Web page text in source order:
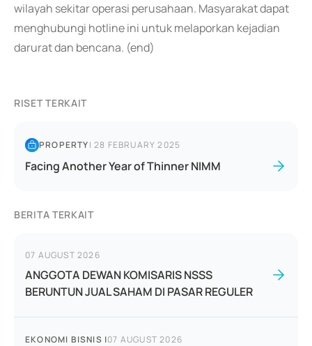
wilayah sekitar operasi perusahaan. Masyarakat dapat
menghubungi hotline ini untuk melaporkan kejadian
darurat dan bencana. (end)
RISET TERKAIT
PROPERTY|28 FEBRUARY 2025
Facing Another Year of Thinner NIMM
BERITA TERKAIT
07 AUGUST 2026
ANGGOTA DEWAN KOMISARIS NSSS
BERUNTUN JUAL SAHAM DI PASAR REGULER
EKONOMI BISNIS |07 AUGUST 2026